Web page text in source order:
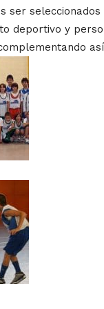
ser
deportivo y